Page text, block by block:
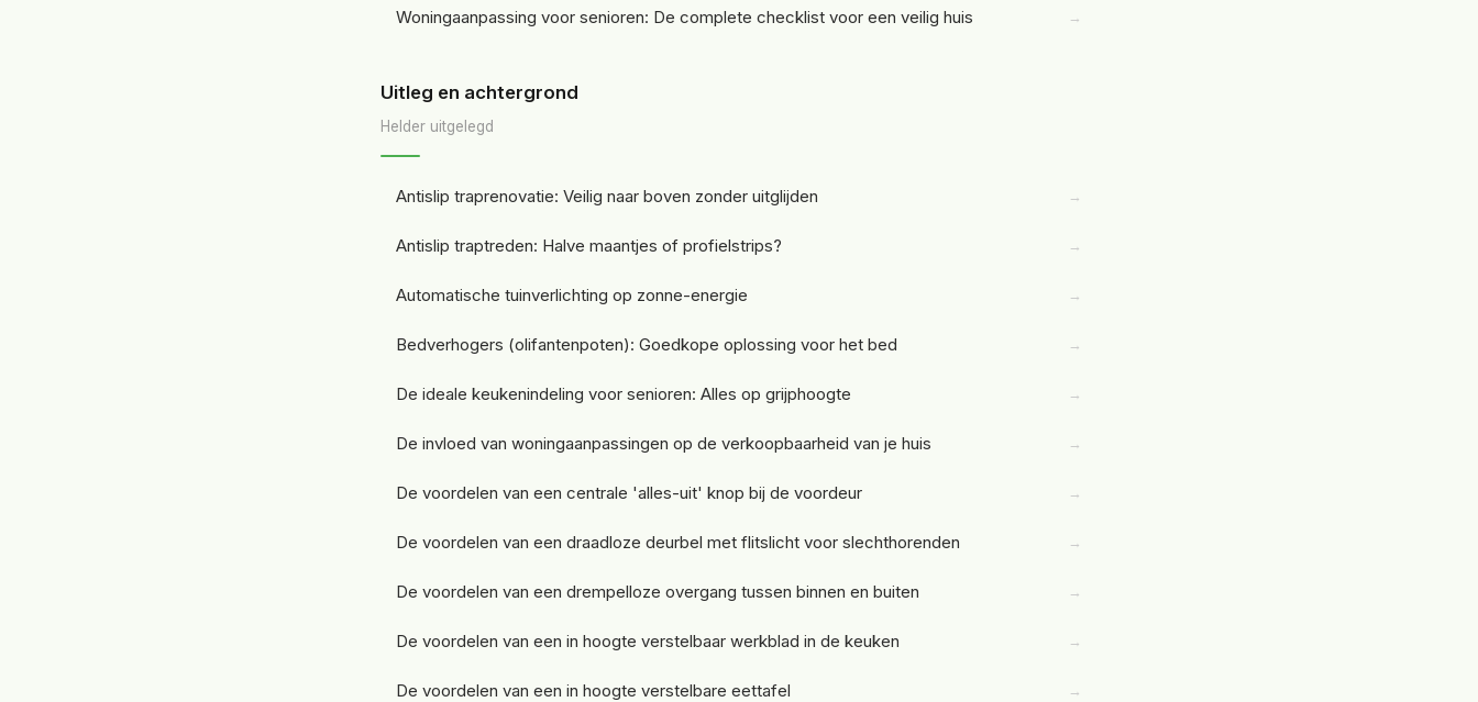
Woningaanpassing voor senioren: De complete checklist voor een veilig huis →
Uitleg en achtergrond
Helder uitgelegd
Antislip traprenovatie: Veilig naar boven zonder uitglijden →
Antislip traptreden: Halve maantjes of profielstrips? →
Automatische tuinverlichting op zonne-energie →
Bedverhogers (olifantenpoten): Goedkope oplossing voor het bed →
De ideale keukenindeling voor senioren: Alles op grijphoogte →
De invloed van woningaanpassingen op de verkoopbaarheid van je huis →
De voordelen van een centrale 'alles-uit' knop bij de voordeur →
De voordelen van een draadloze deurbel met flitslicht voor slechthorenden →
De voordelen van een drempelloze overgang tussen binnen en buiten →
De voordelen van een in hoogte verstelbaar werkblad in de keuken →
De voordelen van een in hoogte verstelbare eettafel →